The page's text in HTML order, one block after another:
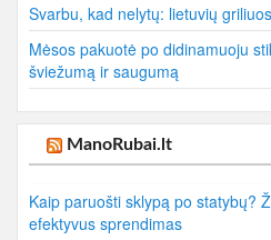
Svarbu, kad nelytų: lietuvių
Mėsos pakuotė po didinamuoju
šviežumą ir saugumą
ManoRubai.lt
Kaip paruošti sklypą po statybų?
efektyvus sprendimas